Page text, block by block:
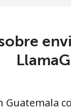
Guatemala